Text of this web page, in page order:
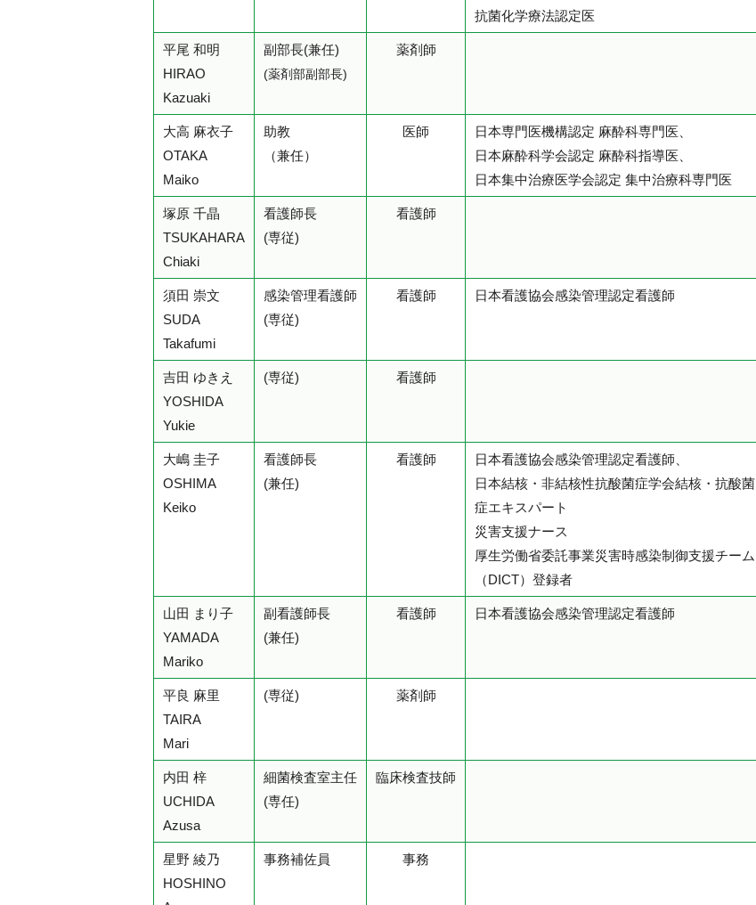
抗菌化学療法認定医
平尾 和明
HIRAO
Kazuaki
副部長(兼任)
(薬剤部副部長)
薬剤師
大高 麻衣子
OTAKA
Maiko
助教
（兼任）
医師
日本専門医機構認定 麻酔科専門医、
日本麻酔科学会認定 麻酔科指導医、
日本集中治療医学会認定 集中治療科専門医
塚原 千晶
TSUKAHARA
Chiaki
看護師長
(専従)
看護師
須田 崇文
SUDA
Takafumi
感染管理看護師
(専従)
看護師 日本看護協会感染管理認定看護師
吉田 ゆきえ
YOSHIDA
Yukie
(専従) 看護師
大嶋 圭子
OSHIMA
Keiko
看護師長
(兼任)
看護師
日本看護協会感染管理認定看護師、
日本結核・非結核性抗酸菌症学会結核・抗酸菌
症エキスパート
災害支援ナース
厚生労働省委託事業災害時感染制御支援チーム
（DICT）登録者
山田 まり子
YAMADA
Mariko
副看護師長
(兼任)
看護師 日本看護協会感染管理認定看護師
平良 麻里
TAIRA
Mari
(専従) 薬剤師
内田 梓
UCHIDA
Azusa
細菌検査室主任
(専任)
臨床検査技師
星野 綾乃
HOSHINO
事務補佐員 事務